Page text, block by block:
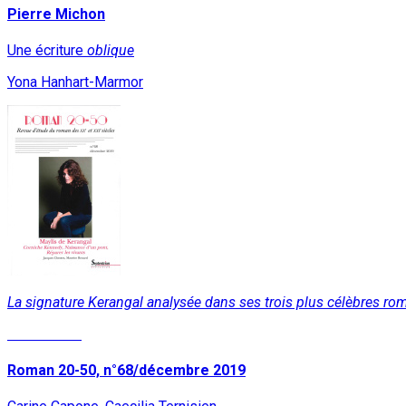
Pierre Michon
Une écriture oblique
Yona Hanhart-Marmor
La signature Kerangal analysée dans ses trois plus célèbres
Roman 20-50, n°68/décembre 2019